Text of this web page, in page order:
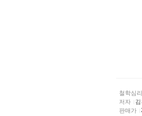
철학심
저자
판매가